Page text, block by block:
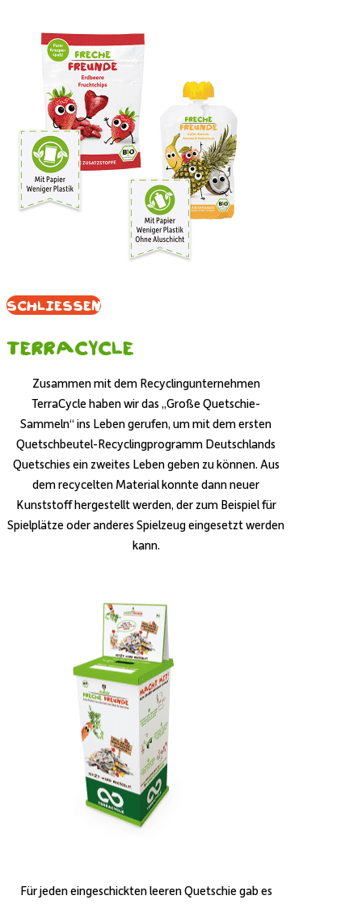
Schliessen
Terracycle
Zusammen mit dem Recyclingunternehmen
TerraCycle haben wir das „Große Quetschie-
Sammeln“ ins Leben gerufen, um mit dem ersten
Quetschbeutel-Recyclingprogramm Deutschlands
Quetschies ein zweites Leben geben zu können. Aus
dem recycelten Material konnte dann neuer
Kunststoff hergestellt werden, der zum Beispiel für
Spielplätze oder anderes Spielzeug eingesetzt werden
kann.
Für jeden eingeschickten leeren Quetschie gab es